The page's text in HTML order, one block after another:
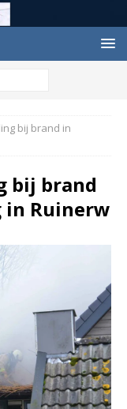
bij brand in
bij brand
Ruinerw